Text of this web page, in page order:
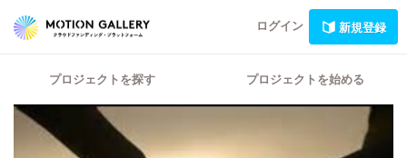
ログイン 新規登録
プロジェクトを探す プロジェクトを始める